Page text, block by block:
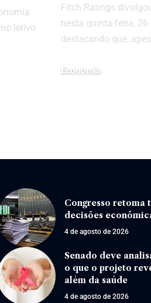
letivo
Fitch Ratings
nesta quinta-feira, 26
destacando que,
Economia
Congresso retoma
decisões
4 de agosto de 2026
Senado deve
o que o projeto
além da saúde
4 de agosto de 2026